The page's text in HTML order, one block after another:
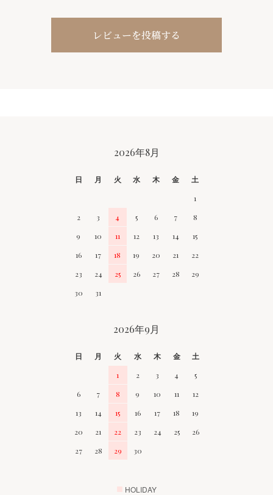
レビューを投稿する
2026年8月
日 月 火 水 木 金
土
1
2
3 4 5 6 7
8
9
10 11 12 13 14
15
16
17 18 19 20 21
22
23
24 25 26 27 28
29
30
31
2026年9月
日 月 火 水 木 金
土
1
2 3 4
5
6
7 8 9 10 11
12
13
14 15 16 17 18
19
20
21 22 23 24 25
26
27
28 29 30
HOLIDAY